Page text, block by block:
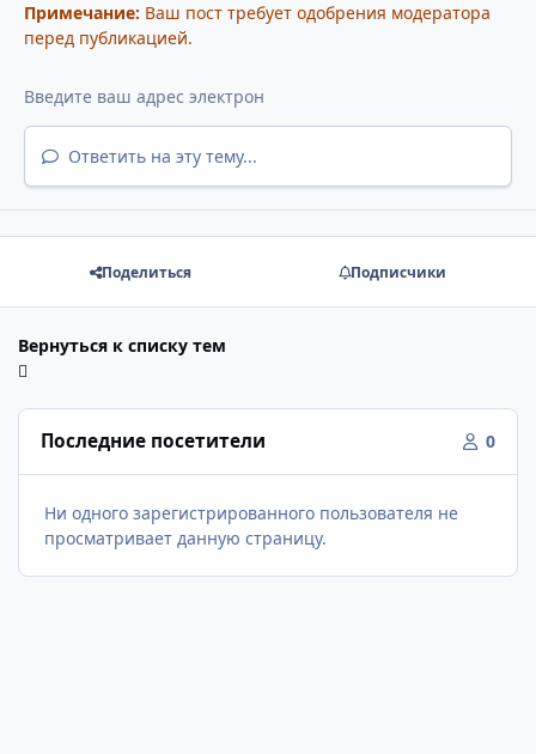
Примечание: Ваш пост требует одобрения модератора
перед публикацией.
Ответить на эту тему...
Поделиться Подписчики
Вернуться к списку тем
Последние посетители 0
Ни одного зарегистрированного пользователя не
просматривает данную страницу.